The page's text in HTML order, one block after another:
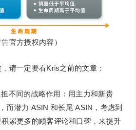
官方授权内容）
请一定要看Kris之前的文章：
不同的战略作用：用主力和新贵
而潜力 ASIN 和长尾 ASIN，考虑到
累更多的顾客评论和口碑，来提升